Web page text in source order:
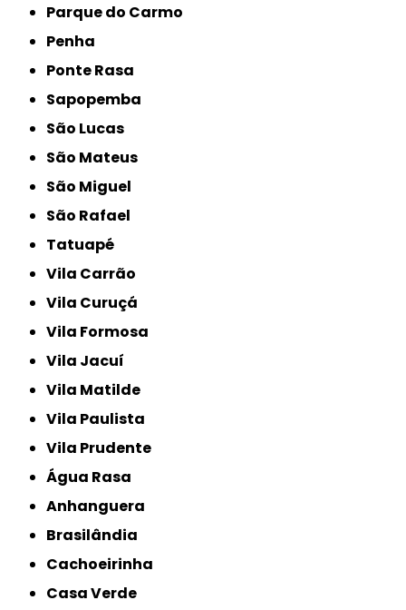
Parque do Carmo
Penha
Ponte Rasa
Sapopemba
São Lucas
São Mateus
São Miguel
São Rafael
Tatuapé
Vila Carrão
Vila Curuçá
Vila Formosa
Vila Jacuí
Vila Matilde
Vila Paulista
Vila Prudente
Água Rasa
Anhanguera
Brasilândia
Cachoeirinha
Casa Verde